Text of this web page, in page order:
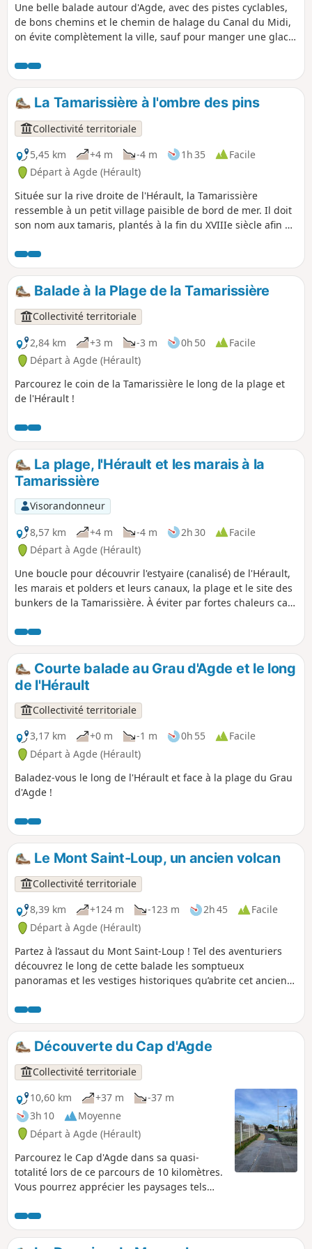
Une belle balade autour d'Agde, avec des pistes cyclables,
de bons chemins et le chemin de halage du Canal du Midi,
on évite complètement la ville, sauf pour manger une glace
susceptible d'être interdite en fonction du niveau de risque
des incendies. Pensez à consulter la carte.
La Tamarissière à l'ombre des pins
Collectivité territoriale
5,45 km
+4 m -4 m 1h 35
Facile
Départ à Agde (Hérault)
Située sur la rive droite de l'Hérault, la Tamarissière
ressemble à un petit village paisible de bord de mer. Il doit
son nom aux tamaris, plantés à la fin du XVIIIe siècle afin de
Entouré par les plages, une vaste pinède et la zone
naturelle des Verdisses, découvrez une nature sauvage aux
portes de la Mer Méditerranée. Depuis les pierres
basaltiques de la jetée, au sable des chemins des dunes,
jusqu’aux sols humides au milieu de la végétation
luxuriante, partez en balade dans cet écrin de contrastes.
Balade à la Plage de la Tamarissière
Collectivité territoriale
2,84 km
+3 m -3 m 0h 50
Facile
Départ à Agde (Hérault)
Parcourez le coin de la Tamarissière le long de la plage et
de l'Hérault !
La plage, l'Hérault et les marais à la
Tamarissière
Visorandonneur
8,57 km
+4 m -4 m 2h 30
Facile
Départ à Agde (Hérault)
Une boucle pour découvrir l'estyaire (canalisé) de l'Hérault,
les marais et polders et leurs canaux, la plage et le site des
bunkers de la Tamarissière. À éviter par fortes chaleurs car
Courte balade au Grau d'Agde et le long
de l'Hérault
Collectivité territoriale
3,17 km
+0 m -1 m 0h 55
Facile
Départ à Agde (Hérault)
Baladez-vous le long de l'Hérault et face à la plage du Grau
d'Agde !
Le Mont Saint-Loup, un ancien volcan
Collectivité territoriale
8,39 km
+124 m -123 m 2h 45
Facile
Départ à Agde (Hérault)
Partez à l’assaut du Mont Saint-Loup ! Tel des aventuriers
découvrez le long de cette balade les somptueux
panoramas et les vestiges historiques qu’abrite cet ancien
d’altitude.En passant par les pinèdes odorantes, découvrez
les différentes couleurs qui se détachent sur ces différents
panoramas tels ceux d’une palette d’artiste : les différents
bleus de la Mer Méditerranée, les étendues verdoyantes du
golf du Cap d’Agde et de la réserve du Bagnas, la brillance
de l’Étang de Thau, le noir des terres basaltiques et celui de
la Tour des anglais. De quoi ramener de merveilleux
souvenirs !
Découverte du Cap d'Agde
Collectivité territoriale
10,60 km
+37 m
-37 m
3h 10
Moyenne
Départ à Agde (Hérault)
Parcourez le Cap d'Agde dans sa quasi-
totalité lors de ce parcours de 10 kilomètres.
Vous pourrez apprécier les paysages tels
Richelieu, le Palais des Congrès, le parc
aquatique d'Aqualand, le Mont Saint-Loup et
le golf du Cap d'Agde.